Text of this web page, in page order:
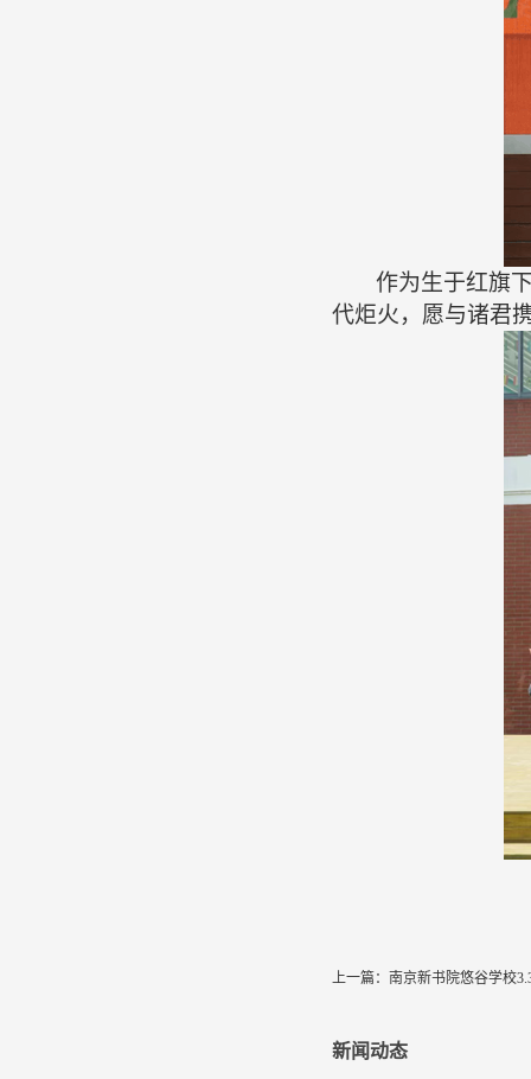
作为生于红旗
代炬火，愿与诸君
上一篇： 南京新书院悠谷学校
新闻动态